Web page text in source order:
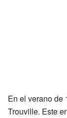
En el verano de
Trouville. Este